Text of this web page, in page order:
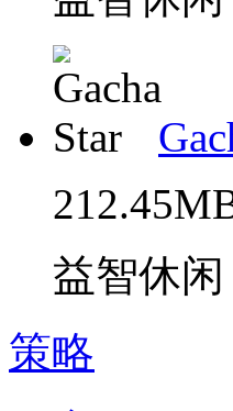
益智休闲
策略